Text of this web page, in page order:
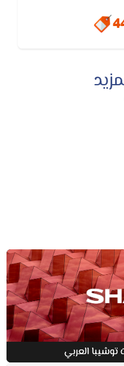
والميكروبات
توشيبا العربي